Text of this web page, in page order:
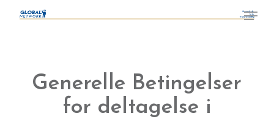
Menu
Generelle Betingelser
for deltagelse i